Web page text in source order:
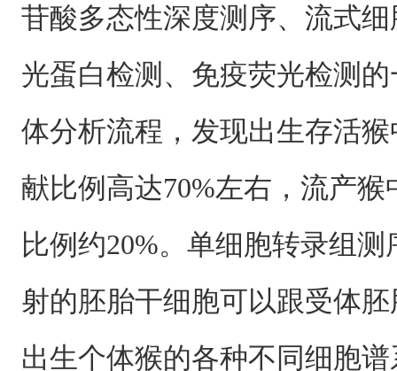
苷酸多态性深度测序、流式
光蛋白检测、免疫荧光检测
体分析流程，发现出生存活
献比例高达70%左右，流产
比例约20%。单细胞转录组
射的胚胎干细胞可以跟受体
出生个体猴的各种不同细胞